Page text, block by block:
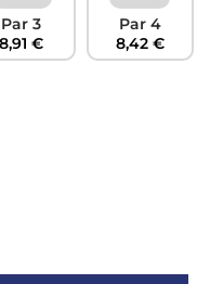
Par 3
8,91 €
Par 4
8,42 €